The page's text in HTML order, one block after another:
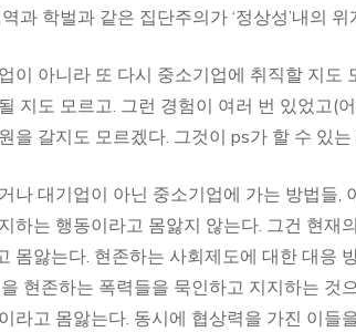
과 학벌과 같은 집단주의가 ‘정상성’내의
이 아니라 또 다시 중소기업에 취직할 지도
지도 모르고. 그런 경험이 여러 번 있었고(
을 갈지도 모르겠다. 그것이 ps가 할 수 있
나 대기업이 아닌 중소기업에 가는 방법들,
하는 행동이라고 몸앓지 않는다. 그건 현
몸앓는다. 현존하는 사회제도에 대한 대응
현존하는 폭력들을 묵인하고 지지하는
라고 몸앓는다. 동시에 협상력을 가진 이들